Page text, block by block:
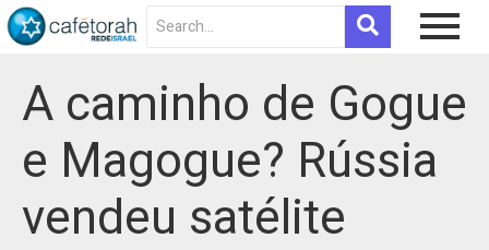
A caminho de Gogue
e Magogue? Rússia
vendeu satélite